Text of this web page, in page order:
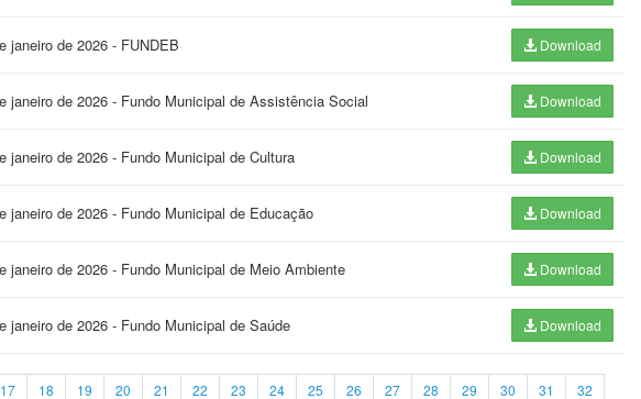
janeiro de 2026 - FUNDEB Download
janeiro de 2026 - Fundo Municipal de Assistência Social Download
janeiro de 2026 - Fundo Municipal de Cultura Download
janeiro de 2026 - Fundo Municipal de Educação Download
janeiro de 2026 - Fundo Municipal de Meio Ambiente Download
janeiro de 2026 - Fundo Municipal de Saúde Download
17 18 19 20 21 22 23 24 25 26 27 28 29 30 31 32